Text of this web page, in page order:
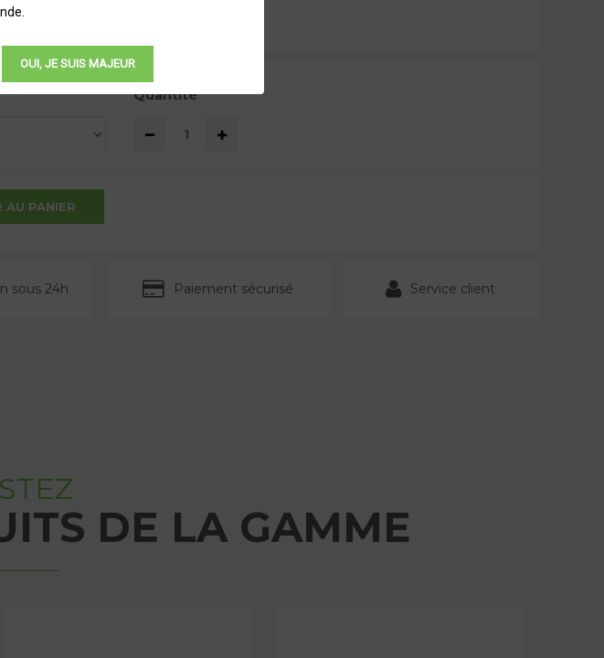
OUI, JE SUIS MAJEUR
TTC
Quantité
AU PANIER
sous 24h Paiement sécurisé Service client
DE LA GAMME